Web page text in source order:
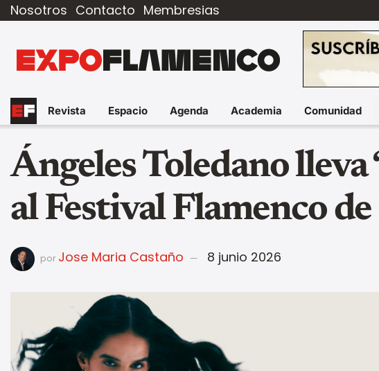
Nosotros Contacto Membresias
Revista Espacio Agenda Academia Comunidad
Ángeles Toledano lleva
al Festival Flamenco
por Jose Maria Castaño 8 junio 2026